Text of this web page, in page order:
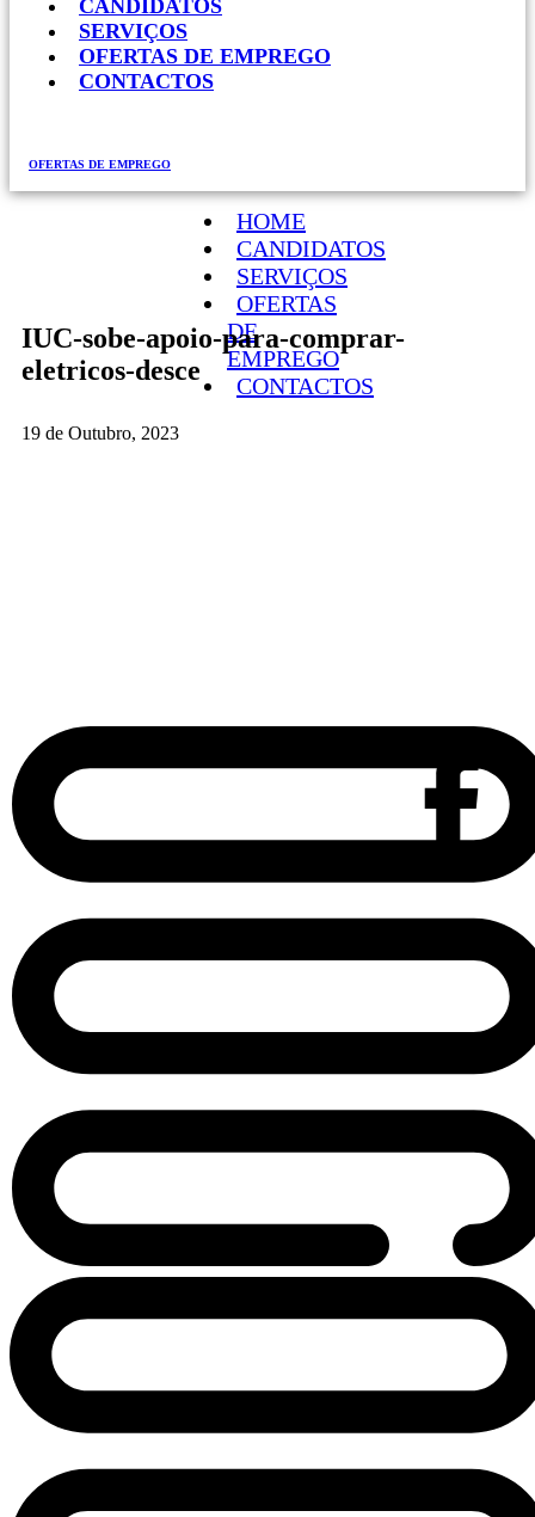
CANDIDATOS
SERVIÇOS
OFERTAS DE EMPREGO
CONTACTOS
HOME
CANDIDATOS
SERVIÇOS
OFERTAS
DE
EMPREGO
CONTACTOS
OFERTAS DE EMPREGO
IUC-sobe-apoio-para-comprar-
eletricos-desce
19 de Outubro, 2023